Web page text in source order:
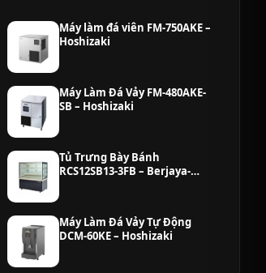
Máy làm đá viên FM-750AKE –
Hoshizaki
Máy Làm Đá Vảy FM-480AKE-
SB – Hoshizaki
Tủ Trưng Bày Bánh
RCS12SB13-3FB – Berjaya-
Máy Làm Đá Vảy Tự Động
DCM-60KE – Hoshizaki